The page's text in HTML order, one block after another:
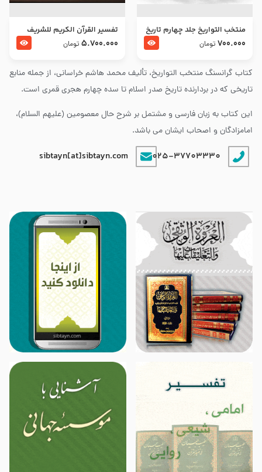
کتاب گرانسنگ منتخب التواريخ، تألیف محمد هاشم خراسانی، از جمله منابع
تاریخی که در بردارنده تاریخ صدر اسلام تا سده چهارم هجری قمری است.
این کتاب به زبان فارسی و مشتمل بر شرح حال معصومین (علیهم السلام)،
امامزادگان و اصحاب ایشان می باشد.
025-37703330
sibtayn[at]sibtayn.com
منتخب التواریخ جلد چهارم تاریخ
امام زین العابدین و امام محمد
700.000 تومان
تفسير القرآن الكريم للشريف
المرتضي قدس سرّه
5.700.000 تومان